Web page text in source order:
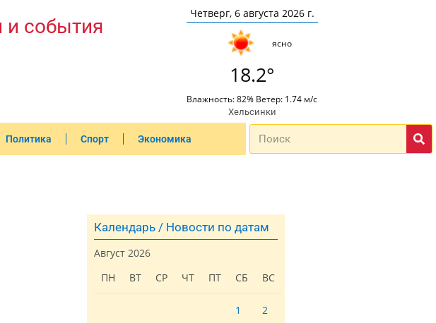
и события
Четверг, 6 августа 2026 г.
ясно
18.2°
Влажность: 82% Ветер: 1.74 м/с
Хельсинки
Политика Спорт Экономика
Календарь / Новости по датам
Август 2026
ПН
ВТ СР ЧТ ПТ СБ ВС
1 2